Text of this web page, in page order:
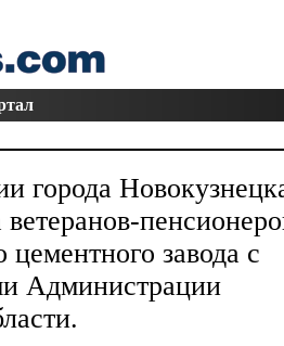
города
цементного завода с
Администрации